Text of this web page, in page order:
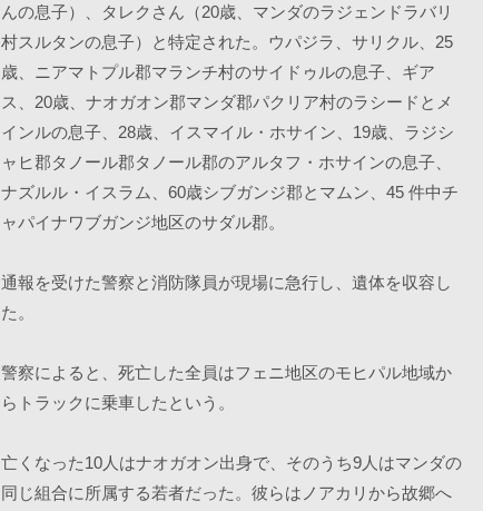
んの息子）、タレクさん（20歳、マンダのラジェンドラバリ
村スルタンの息子）と特定された。ウパジラ、サリクル、25
歳、ニアマトプル郡マランチ村のサイドゥルの息子、ギア
ス、20歳、ナオガオン郡マンダ郡パクリア村のラシードとメ
インルの息子、28歳、イスマイル・ホサイン、19歳、ラジシ
ャヒ郡タノール郡タノール郡のアルタフ・ホサインの息子、
ナズルル・イスラム、60歳シブガンジ郡とマムン、45 件中チ
ャパイナワブガンジ地区のサダル郡。
通報を受けた警察と消防隊員が現場に急行し、遺体を収容し
た。
警察によると、死亡した全員はフェニ地区のモヒパル地域か
らトラックに乗車したという。
亡くなった10人はナオガオン出身で、そのうち9人はマンダの
同じ組合に所属する若者だった。彼らはノアカリから故郷へ